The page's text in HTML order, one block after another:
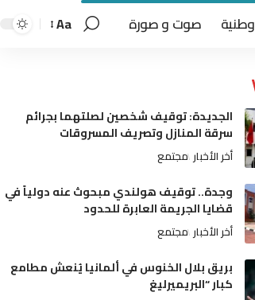
وطنية صوت و صورة Aa
الجديدة: توقيف شخصين لصلتهما بجرائم
سرقة المنازل وتصريف المسروقات
أخر الأخبار مجتمع
وجدة.. توقيف هولندي مبحوث عنه دولياً في
قضايا الجريمة العابرة للحدود
أخر الأخبار مجتمع
بريق بلال الخنوس في ألمانيا يُنعش مطامع
كبار “البريميرليغ